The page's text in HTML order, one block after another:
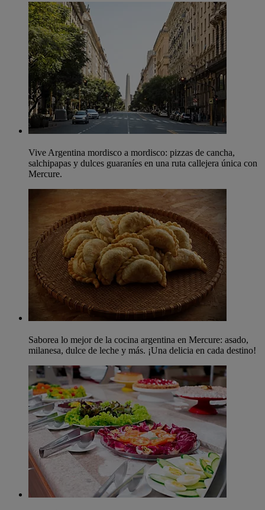
Vive Argentina mordisco a mordisco: pizzas de cancha,
salchipapas y dulces guaraníes en una ruta callejera única con
Mercure.
Saborea lo mejor de la cocina argentina en Mercure: asado,
milanesa, dulce de leche y más. ¡Una delicia en cada destino!